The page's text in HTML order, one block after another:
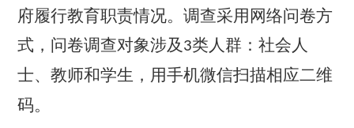
府履行教育职责情况。调查采用 网络问卷方
式 ， 问卷调查对象涉及 3类人群：社会人
士、教师和学生 ， 用手机微信扫描相应二维
码。